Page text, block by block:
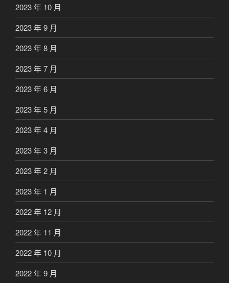
2023 年 10 月
2023 年 9 月
2023 年 8 月
2023 年 7 月
2023 年 6 月
2023 年 5 月
2023 年 4 月
2023 年 3 月
2023 年 2 月
2023 年 1 月
2022 年 12 月
2022 年 11 月
2022 年 10 月
2022 年 9 月